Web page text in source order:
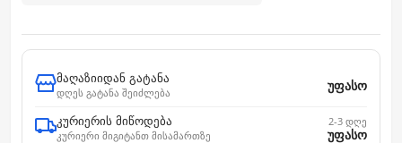
მაღაზიიდან გატანა
დღეს გატანა შეიძლება
უფასო
კურიერის მიწოდება
კურიერი მიგიტანთ მისამართზე
2-3 დღე
უფასო